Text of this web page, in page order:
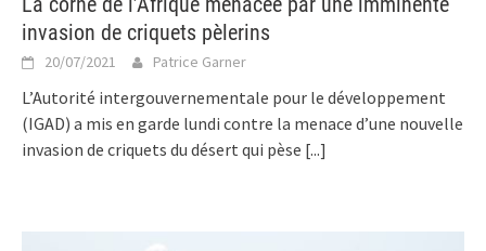
invasion de criquets pèlerins
20/07/2021 Patrice Garner
L’Autorité intergouvernementale pour le développement
(IGAD) a mis en garde lundi contre la menace d’une nouvelle
invasion de criquets du désert qui pèse [...]